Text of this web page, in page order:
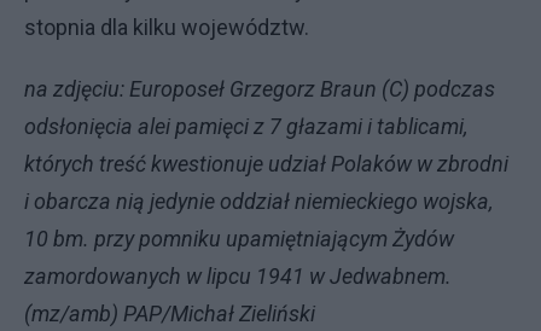
stopnia dla kilku województw.
na zdjęciu: Europoseł Grzegorz Braun (C) podczas
odsłonięcia alei pamięci z 7 głazami i tablicami,
których treść kwestionuje udział Polaków w zbrodni
i obarcza nią jedynie oddział niemieckiego wojska,
10 bm. przy pomniku upamiętniającym Żydów
zamordowanych w lipcu 1941 w Jedwabnem.
(mz/amb) PAP/Michał Zieliński